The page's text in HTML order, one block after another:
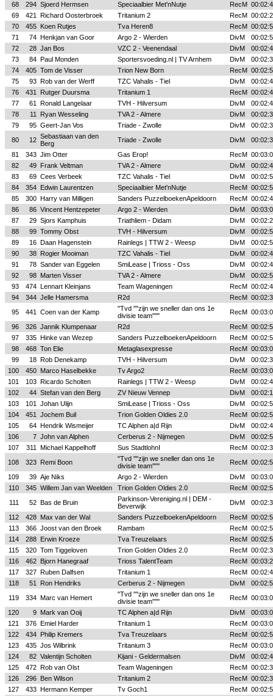
68
294 Sjoerd Hermsen Speciaalbier Met'nNutje RecM
69
421 Richard Oosterbroek Tritanium 2 RecM
70
455 Koen Rutjes Tva Heren8 RecM
71
74 Henkjan van Goor Argo 2 - Wierden DivM
72
28 Jan Bos VZC 2 - Veenendaal DivM
73
84 Paul Monden Sportersvoeding.nl | TV Arnhem DivM
74
405 Tom de Visser Trion New Born RecM
75
93 Rob van der Werff TZC Vahalis - Tiel DivM
76
431 Rutger Duursma Tritanium 1 RecM
77
61 Ronald Langelaar TVH - Hilversum DivM
78
11 Ryan Wesseling TVA 2 - Almere DivM
79
95 Geert-Jan Vos Triade - Zwolle DivM
80
12 Sebastiaan van den
Berg
Triade - Zwolle DivM
81
343 Jim Otter Gas Erop! RecM
82
49 Frank Veltman TVA 2 - Almere DivM
83
69 Cees Verbeek TZC Vahalis - Tiel DivM
84
354 Edwin Laurentzen Speciaalbier Met'nNutje RecM
85
300 Harry van Milligen Sanders PuzzelboekenApeldoorn RecM
86
86 Vincent Hentzepeter Argo 2 - Wierden DivM
87
29 Sjors Kamphuis Triathliem - Didam DivM
88
99 Tommy Obst TVH - Hilversum DivM
89
16 Daan Hagenstein Rainlegs | TTW 2 - Weesp DivM
90
38 Rogier Mooiman TZC Vahalis - Tiel DivM
91
78 Sander van Eggelen SmiLease | Trioss - Oss DivM
92
98 Marten Visser TVA 2 - Almere DivM
93
474 Lennart Kleinjans Team Wageningen RecM
94
344 Jelle Hamersma R2d RecM
95
441 Coen van der Kamp
"Tvd ""zijn we sneller dan ons 1e
divisie team"""
RecM
96
326 Jannik Klumpenaar R2d RecM
97
335 Hinke van Wezep Sanders PuzzelboekenApeldoorn RecM
98
468 Ton Elie Metaglasexpresse RecM
99
18 Rob Denekamp TVH - Hilversum DivM
100
450 Marco Haselbekke Tv Argo2 RecM
101
103 Ricardo Scholten Rainlegs | TTW 2 - Weesp DivM
102
44 Stefan van den Berg ZV Nieuw Vennep DivM
103
101 Johan Ulijn SmiLease | Trioss - Oss DivM
104
451 Jochem Buil Trion Golden Oldies 2.0 RecM
105
64 Hendrik Wismeijer TC Alphen a|d Rijn DivM
106
7 John van Alphen Cerberus 2 - Nijmegen DivM
107
311 Michael Kappelhoff Sus StadtlohnI RecM
108
323 Remi Boon
"Tvd ""zijn we sneller dan ons 1e
divisie team"""
RecM
109
39 Aje Niks Argo 2 - Wierden DivM
110
345 Willem Jan van Weelden Trion Golden Oldies 2.0 RecM
111
52 Bas de Bruin
Parkinson-Vereniging.nl | DEM -
Beverwijk
DivM
112
428 Max van der Wal Sanders PuzzelboekenApeldoorn RecM
113
366 Joost van den Broek Rambam RecM
114
288 Erwin Kroeze Tva Treuzelaars RecM
115
320 Tom Tiggeloven Trion Golden Oldies 2.0 RecM
116
462 Bjorn Hanegraaf Trioss TalentTeam RecM
117
327 Ruben Dalfsen Tritanium 1 RecM
118
51 Ron Hendriks Cerberus 2 - Nijmegen DivM
119
334 Marc van Hemert
"Tvd ""zijn we sneller dan ons 1e
divisie team"""
RecM
120
9 Mark van Ooij TC Alphen a|d Rijn DivM
121
376 Emiel Harder Tritanium 1 RecM
122
434 Philip Kremers Tva Treuzelaars RecM
123
435 Jos Wilbrink Tritanium 3 RecM
124
82 Valentijn Scholten Kijani - Geldermalsen DivM
125
472 Rob van Olst Team Wageningen RecM
126
296 Ben Wilson Tritanium 2 RecM
127
433 Hermann Kemper Tv Goch1 RecM